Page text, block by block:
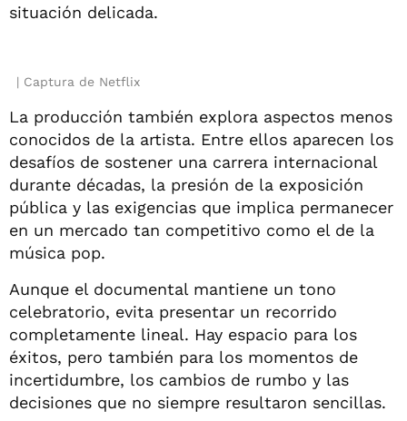
situación delicada.
Captura de Netflix
La producción también explora aspectos menos
conocidos de la artista. Entre ellos aparecen los
desafíos de sostener una carrera internacional
durante décadas, la presión de la exposición
pública y las exigencias que implica permanecer
en un mercado tan competitivo como el de la
música pop.
Aunque el documental mantiene un tono
celebratorio, evita presentar un recorrido
completamente lineal. Hay espacio para los
éxitos, pero también para los momentos de
incertidumbre, los cambios de rumbo y las
decisiones que no siempre resultaron sencillas.